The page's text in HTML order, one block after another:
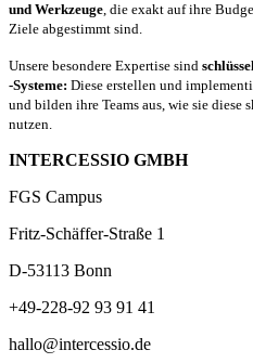
und Werkzeuge, die exakt auf ihre
Ziele abgestimmt sind.
Unsere besondere Expertise sind
-Systeme: Diese erstellen und
und bilden ihre Teams aus, wie sie diese
nutzen.
INTERCESSIO GMBH
FGS Campus
Fritz-Schäffer-Straße 1
D-53113 Bonn
+49-228-92 93 91 41
hallo@intercessio.de